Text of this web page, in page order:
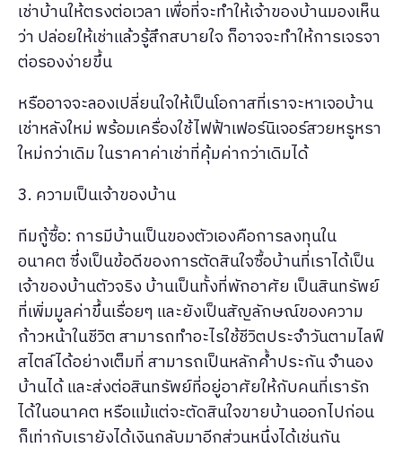
เช่าบ้านให้ตรงต่อเวลา เพื่อที่จะทำให้เจ้าของบ้านมองเห็น
ว่า ปล่อยให้เช่าแล้วรู้สึกสบายใจ ก็อาจจะทำให้การเจรจา
ต่อรองง่ายขึ้น
หรืออาจจะลองเปลี่ยนใจให้เป็นโอกาสที่เราจะหาเจอบ้าน
เช่าหลังใหม่ พร้อมเครื่องใช้ไฟฟ้าเฟอร์นิเจอร์สวยหรูหรา
ใหม่กว่าเดิม ในราคาค่าเช่าที่คุ้มค่ากว่าเดิมได้
3. ความเป็นเจ้าของบ้าน
ทีมกู้ซื้อ: การมีบ้านเป็นของตัวเองคือการลงทุนใน
อนาคต ซึ่งเป็นข้อดีของการตัดสินใจซื้อบ้านที่เราได้เป็น
เจ้าของบ้านตัวจริง บ้านเป็นทั้งที่พักอาศัย เป็นสินทรัพย์
ที่เพิ่มมูลค่าขึ้นเรื่อยๆ และยังเป็นสัญลักษณ์ของความ
ก้าวหน้าในชีวิต สามารถทำอะไรใช้ชีวิตประจำวันตามไลฟ์
สไตล์ได้อย่างเต็มที่ สามารถเป็นหลักค้ำประกัน จำนอง
บ้านได้ และส่งต่อสินทรัพย์ที่อยู่อาศัยให้กับคนที่เรารัก
ได้ในอนาคต หรือแม้แต่จะตัดสินใจขายบ้านออกไปก่อน
ก็เท่ากับเรายังได้เงินกลับมาอีกส่วนหนึ่งได้เช่นกัน